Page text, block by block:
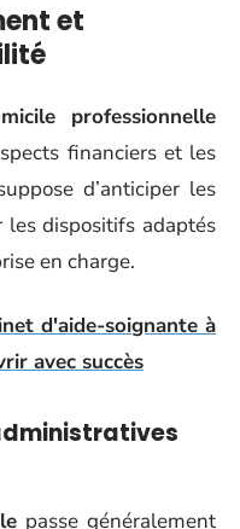
et
professionnelle
financiers et les
d’anticiper les
les dispositifs adaptés
en charge.
d'aide-soignante à
avec succès
passe généralement